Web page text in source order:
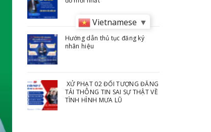
Hướng dẫn thủ tục đăng ký
nhãn hiệu
XỬ PHẠT 02 ĐỐI TƯỢNG ĐĂNG
TẢI THÔNG TIN SAI SỰ THẬT VỀ
TÌNH HÌNH MƯA LŨ
Vietnamese ▼